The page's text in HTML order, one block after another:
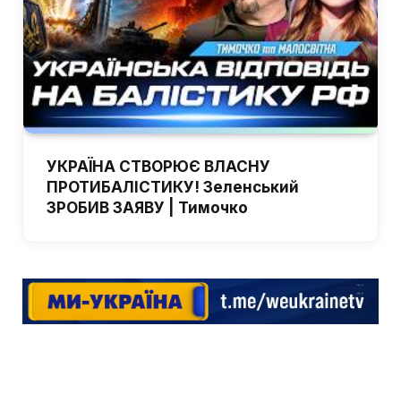
УКРАЇНА СТВОРЮЄ ВЛАСНУ
ПРОТИБАЛІСТИКУ! Зеленський
ЗРОБИВ ЗАЯВУ | Тимочко